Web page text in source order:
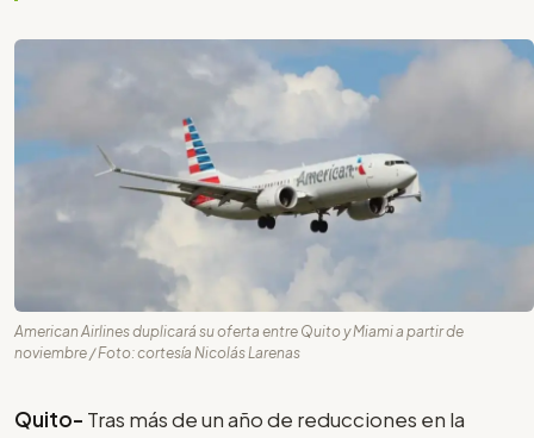
American Airlines duplicará su oferta entre Quito y Miami a partir de
noviembre / Foto: cortesía Nicolás Larenas
Quito- Tras más de un año de reducciones en la